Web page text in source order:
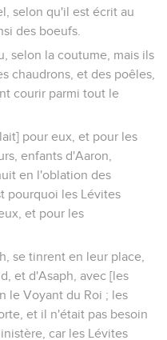
selon qu'il est écrit au
des boeufs.
selon la coutume, mais ils
chaudrons, et des poêles,
courir parmi tout le
pour eux, et pour les
enfants d'Aaron,
en l'oblation des
pourquoi les Lévites
et pour les
se tinrent en leur place,
et d'Asaph, avec [les
le Voyant du Roi ; les
et il n'était pas besoin
car les Lévites